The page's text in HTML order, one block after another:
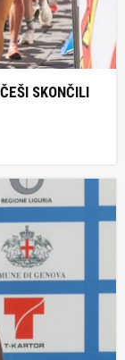
SKONČILI